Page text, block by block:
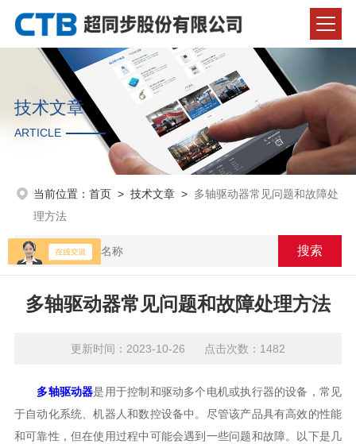
技术文章
ARTICLE
当前位置： 首页> 技术文章> 多轴驱动器常见问题和故障处
理方法
多轴驱动器常见问题和故障处理方法
更新时间：2023-10-26 点击次数：1482
多轴驱动器是用于控制和驱动多个电机或执行器的设备，常见
于自动化系统、机器人和数控设备中。尽管该产品具有高效的性能
和可靠性，但在使用过程中可能会遇到一些问题和故障。以下是几